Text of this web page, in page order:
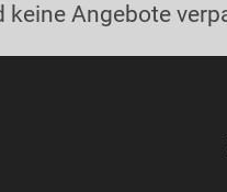
Angebote